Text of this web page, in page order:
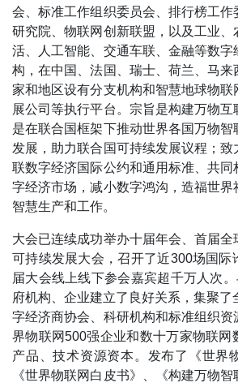
会、标准工作组织委员会、排行榜工作
研究院、物联网创新联盟，以及工业、
活、人工智能、交通车联、金融等数
构，在中国、法国、瑞士、荷兰、马来
家和地区设有分支机构和智慧地球物联
展公司等执行平台。宗旨是构建万物
是在联合国框架下推动世界各国万物
发展，助力联合国可持续发展议程；致
联数字经济国际公约和通用标准、共同
字经济市场，减小数字鸿沟，造福世界
智慧生产和工作。
大会已连续成功举办十届年会、首届
可持续发展大会，召开了近300场国际
届大会线上线下参会嘉宾超千万人次
府机构、企业建立了良好关系，集聚了
字经济商协会、科研机构和标准组织
界物联网500强企业和数十万家物联网
产品、技术资源资本。发布了《世界
《世界物联网白皮书》、《构建万物